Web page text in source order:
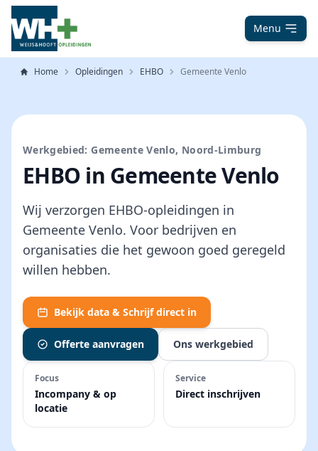
Menu
Home Opleidingen EHBO Gemeente Venlo
Werkgebied: Gemeente Venlo, Noord-Limburg
EHBO in Gemeente Venlo
Wij verzorgen EHBO-opleidingen in
Gemeente Venlo. Voor bedrijven en
organisaties die het gewoon goed geregeld
willen hebben.
Bekijk data & Schrijf direct in
Offerte aanvragen Ons werkgebied
Focus
Incompany & op
locatie
Service
Direct inschrijven